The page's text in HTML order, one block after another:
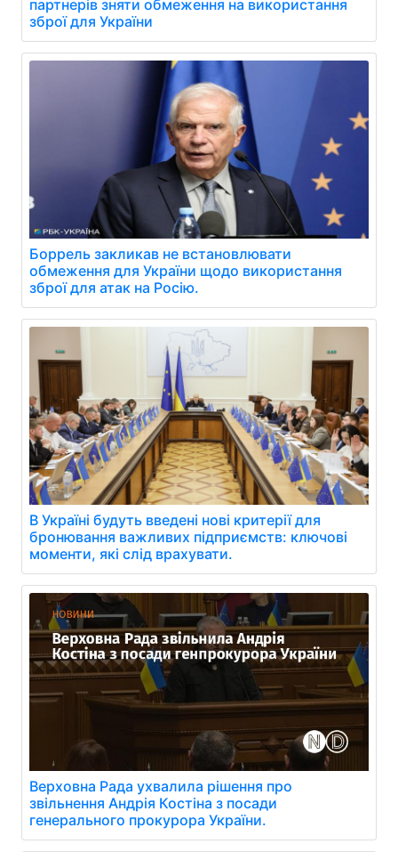
партнерів зняти обмеження на використання
зброї для України
Боррель закликав не встановлювати
обмеження для України щодо використання
зброї для атак на Росію.
В Україні будуть введені нові критерії для
бронювання важливих підприємств: ключові
моменти, які слід врахувати.
Верховна Рада ухвалила рішення про
звільнення Андрія Костіна з посади
генерального прокурора України.